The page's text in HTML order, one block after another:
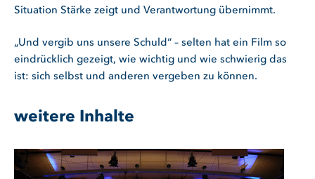
Situation Stärke zeigt und Verantwortung übernimmt.
„Und vergib uns unsere Schuld“ – selten hat ein Film so
eindrücklich gezeigt, wie wichtig und wie schwierig das
ist: sich selbst und anderen vergeben zu können.
weitere Inhalte